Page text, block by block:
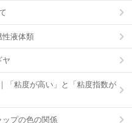
性液体類
ヤ
「粘度が高い」と「粘度指数が
ップの色の関係